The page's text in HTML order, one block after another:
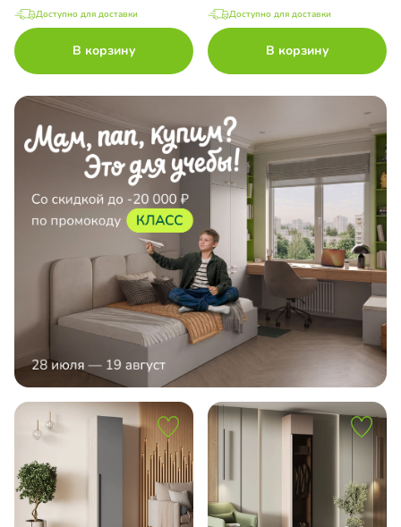
Доступно для доставки
В корзину
Доступно для доставки
В корзину